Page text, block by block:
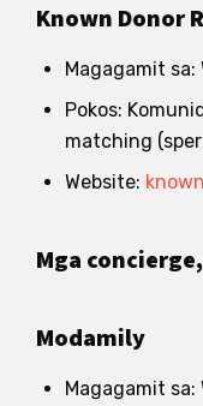
Known Donor
Magagamit sa:
Pokos:
matching
Website:
Mga
Modamily
Magagamit sa: